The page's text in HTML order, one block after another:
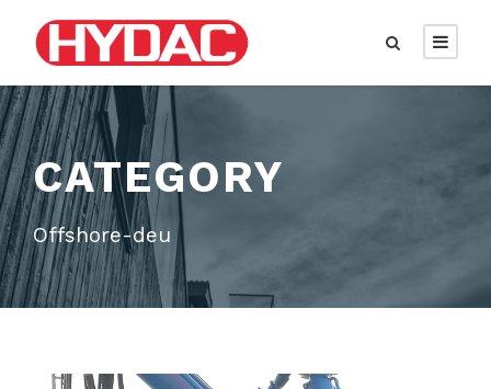
CATEGORY
Offshore-deu